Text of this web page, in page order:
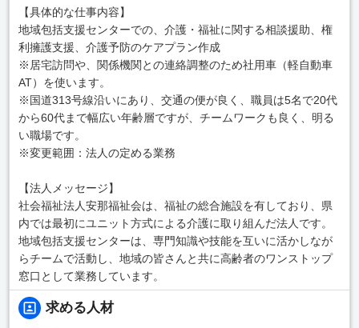
【具体的な仕事内容】
地域包括支援センターでの、介護・福祉に関する相談援助、権
利擁護支援、介護予防のケアプラン作成
※居宅訪問や、関係機関との連絡調整のため社用車（軽自動車
AT）を使います。
※国道313号線沿いにあり、交通の便が良く、職員は5名で20代
から60代まで幅広い年齢層ですが、チームワークも良く、明る
い職場です。
※変更範囲：法人の定める業務
【法人メッセージ】
社会福祉法人安那福祉会は、福祉の総合施設を有しており、県
内では最初にユニット方式による介護に取り組んだ法人です。
地域包括支援センターは、専門知識や技能を互いに活かしなが
らチームで活動し、地域の皆さんと共に高齢者のワンストップ
窓口として業務しています。
求める人材